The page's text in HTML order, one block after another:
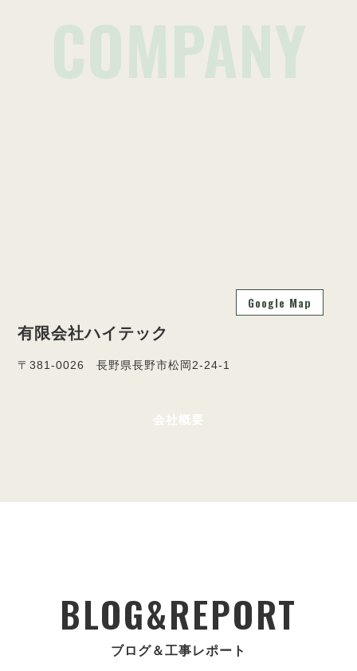
COMPANY
Google Map
有限会社ハイテック
〒381-0026 長野県長野市松岡2-24-1
会社概要
BLOG&REPORT
ブログ＆工事レポート